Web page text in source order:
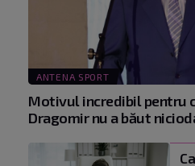
ANTENA SPORT
Motivul incredibil pentru
Dragomir nu a băut